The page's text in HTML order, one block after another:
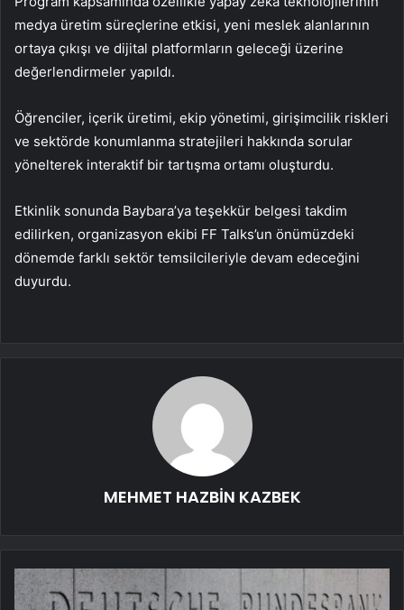
medya üretim süreçlerine etkisi, yeni meslek alanlarının
ortaya çıkışı ve dijital platformların geleceği üzerine
değerlendirmeler yapıldı.
Öğrenciler, içerik üretimi, ekip yönetimi, girişimcilik riskleri
ve sektörde konumlanma stratejileri hakkında sorular
yönelterek interaktif bir tartışma ortamı oluşturdu.
Etkinlik sonunda Baybara’ya teşekkür belgesi takdim
edilirken, organizasyon ekibi FF Talks’un önümüzdeki
dönemde farklı sektör temsilcileriyle devam edeceğini
duyurdu.
MEHMET HAZBİN KAZBEK